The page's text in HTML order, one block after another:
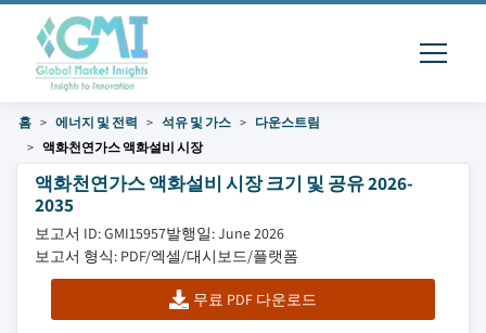
홈 에너지 및 전력 석유 및 가스
다운스트림
액화천연가스 액화설비 시장
액화천연가스 액화설비 시장 크기 및 공유 2026-
2035
보고서 ID: GMI15957발행일: June 2026
보고서 형식: PDF/엑셀/대시보드/플랫폼
무료 PDF 다운로드